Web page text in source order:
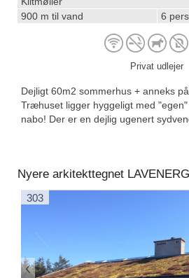
900 m til vand
6 pers.
Privat udlejer
Dejligt 60m2 sommerhus + anneks
Træhuset ligger hyggeligt med
nabo! Der er en dejlig ugenert
303